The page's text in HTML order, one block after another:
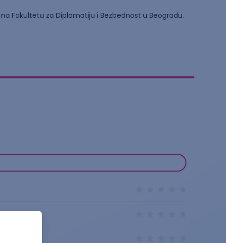
Fakultetu za Diplomatiju i Bezbednost u Beogradu.